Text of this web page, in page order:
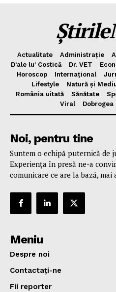
Actualitate Administrație
D’ale lu’ Costică
Dr. VET
Horoscop
Internațional
Lifestyle
Natură și
România uitată
Sănătate
Viral
Dobrogea
Noi, pentru tine
Suntem o echipă puternică de
Experiența în presă ne-a
comunicare ce are la bază,
Meniu
Despre noi
Contactați-ne
Fii reporter